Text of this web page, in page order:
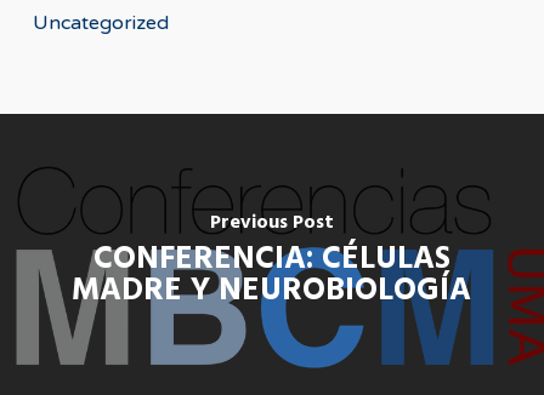
Uncategorized
Previous Post
CONFERENCIA: CÉLULAS
MADRE Y NEUROBIOLOGÍA